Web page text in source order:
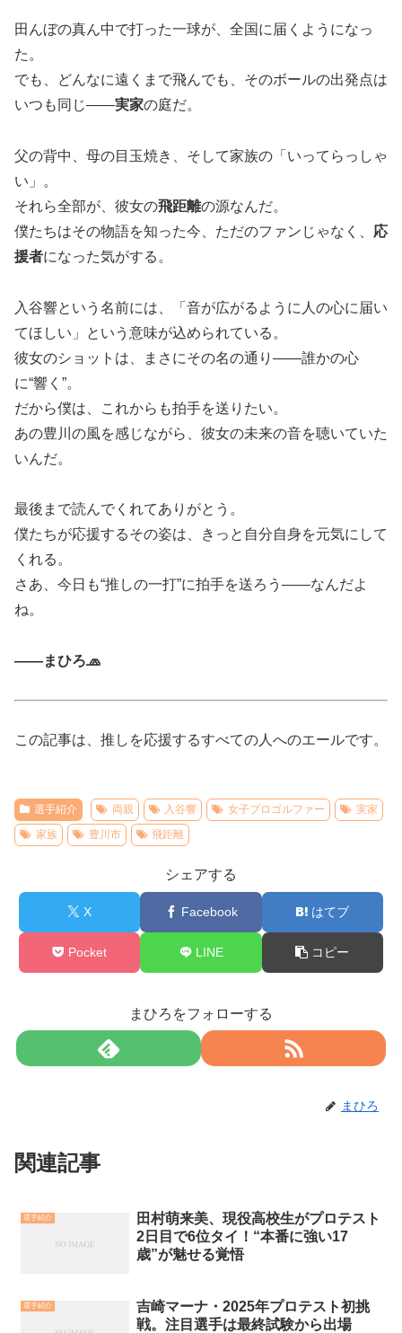
田んぼの真ん中で打った一球が、全国に届くようになっ
た。
でも、どんなに遠くまで飛んでも、そのボールの出発点は
いつも同じ――実家の庭だ。
父の背中、母の目玉焼き、そして家族の「いってらっしゃ
い」。
それら全部が、彼女の飛距離の源なんだ。
僕たちはその物語を知った今、ただのファンじゃなく、 応
援者になった気がする。
入谷響という名前には、「音が広がるように人の心に届い
てほしい」という意味が込められている。
彼女のショットは、まさにその名の通り――誰かの心
に“響く”。
だから僕は、これからも拍手を送りたい。
あの豊川の風を感じながら、彼女の未来の音を聴いていた
いんだ。
最後まで読んでくれてありがとう。
僕たちが応援するその姿は、きっと自分自身を元気にして
くれる。
さあ、今日も“推しの一打”に拍手を送ろう――なんだよ
ね。
――まひろ🧢
この記事は、推しを応援するすべての人へのエールです。
選手紹介 両親 入谷響 女子プロゴルファー
実家
家族
豊川市 飛距離
シェアする
X Facebook はてブ
Pocket LINE コピー
まひろをフォローする
まひろ
関連記事
選手紹介
田村萌来美、現役高校生がプロテスト
2日目で6位タイ！“本番に強い17
歳”が魅せる覚悟
選手紹介
吉崎マーナ・2025年プロテスト初挑
戦。注目選手は最終試験から出場